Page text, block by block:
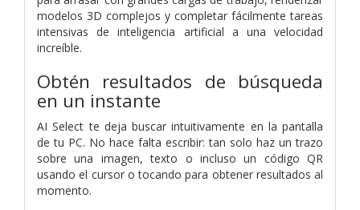
modelos 3D complejos y completar fácilmente tareas
intensivas de inteligencia artificial a una velocidad
increíble.
Obtén resultados de búsqueda
en un instante
AI Select te deja buscar intuitivamente en la pantalla
de tu PC. No hace falta escribir: tan solo haz un trazo
sobre una imagen, texto o incluso un código QR
usando el cursor o tocando para obtener resultados al
momento.